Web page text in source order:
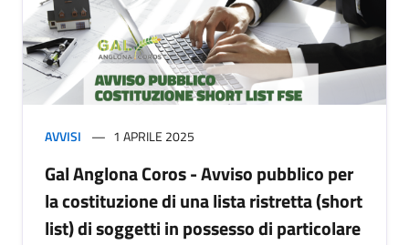
AVVISI 1 APRILE 2025
Gal Anglona Coros - Avviso pubblico per
la costituzione di una lista ristretta (short
list) di soggetti in possesso di particolare